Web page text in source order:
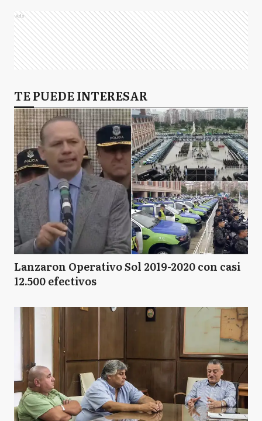
Ads
TE PUEDE INTERESAR
Lanzaron Operativo Sol 2019-2020 con casi
12.500 efectivos